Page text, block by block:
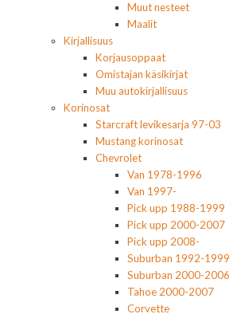
Muut nesteet
Maalit
Kirjallisuus
Korjausoppaat
Omistajan käsikirjat
Muu autokirjallisuus
Korinosat
Starcraft levikesarja 97-03
Mustang korinosat
Chevrolet
Van 1978-1996
Van 1997-
Pick upp 1988-1999
Pick upp 2000-2007
Pick upp 2008-
Suburban 1992-1999
Suburban 2000-2006
Tahoe 2000-2007
Corvette